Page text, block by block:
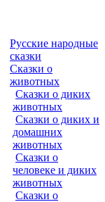
Русские народные
сказки
Сказки о
животных
Сказки о диких
животных
Сказки о диких и
домашних
животных
Сказки о
человеке и диких
животных
Сказки о